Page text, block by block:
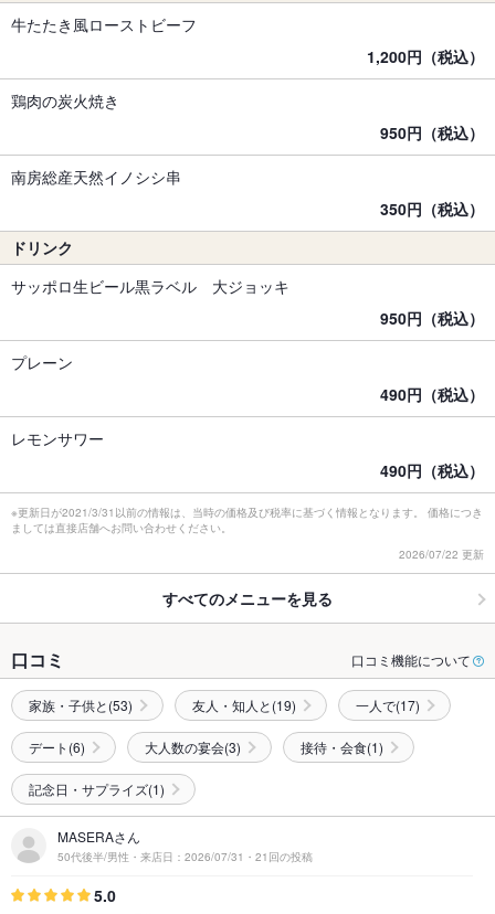
牛たたき風ローストビーフ
1,200円（税込）
鶏肉の炭火焼き
950円（税込）
南房総産天然イノシシ串
350円（税込）
ドリンク
サッポロ生ビール黒ラベル 大ジョッキ
950円（税込）
プレーン
490円（税込）
レモンサワー
490円（税込）
※更新日が2021/3/31以前の情報は、当時の価格及び税率に基づく情報となります。 価格につき
ましては直接店舗へお問い合わせください。
2026/07/22 更新
すべてのメニューを見る
口コミ 口コミ機能について
家族・子供と(53) 友人・知人と(19) 一人で(17)
デート(6) 大人数の宴会(3) 接待・会食(1)
記念日・サプライズ(1)
MASERAさん
50代後半/男性・来店日：2026/07/31・21回の投稿
5.0